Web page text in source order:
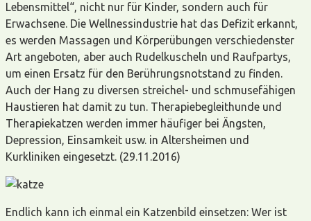
Lebensmittel“, nicht nur für Kinder, sondern auch für
Erwachsene. Die Wellnessindustrie hat das Defizit erkannt,
es werden Massagen und Körperübungen verschiedenster
Art angeboten, aber auch Rudelkuscheln und Raufpartys,
um einen Ersatz für den Berührungsnotstand zu finden.
Auch der Hang zu diversen streichel- und schmusefähigen
Haustieren hat damit zu tun. Therapiebegleithunde und
Therapiekatzen werden immer häufiger bei Ängsten,
Depression, Einsamkeit usw. in Altersheimen und
Kurkliniken eingesetzt. (29.11.2016)
Endlich kann ich einmal ein Katzenbild einsetzen: Wer ist